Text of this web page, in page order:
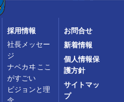
採用情報
社長メッセー
ジ
ナベカヰ ここ
がすごい
ビジョンと理
お問合せ
新着情報
個人情報保
護方針
サイトマッ
プ